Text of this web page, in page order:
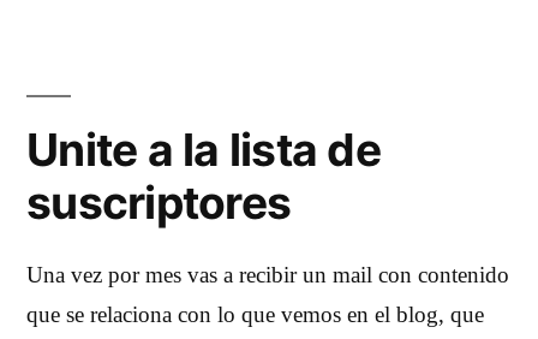
Unite a la lista de
suscriptores
Una vez por mes vas a recibir un mail con contenido
que se relaciona con lo que vemos en el blog, que